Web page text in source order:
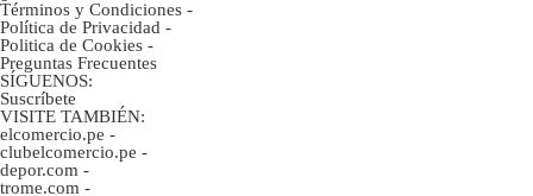
Términos y Condiciones -
Política de Privacidad -
Politica de Cookies -
Preguntas Frecuentes
SÍGUENOS:
Suscríbete
VISITE TAMBIÉN:
elcomercio.pe -
clubelcomercio.pe -
depor.com -
trome.com -